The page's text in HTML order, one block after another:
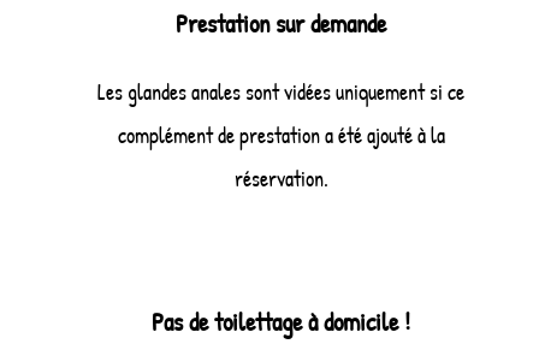
Prestation sur demande
Les glandes anales sont vidées uniquement si ce
complément de prestation a été ajouté à la
réservation.
Pas de toilettage à domicile !